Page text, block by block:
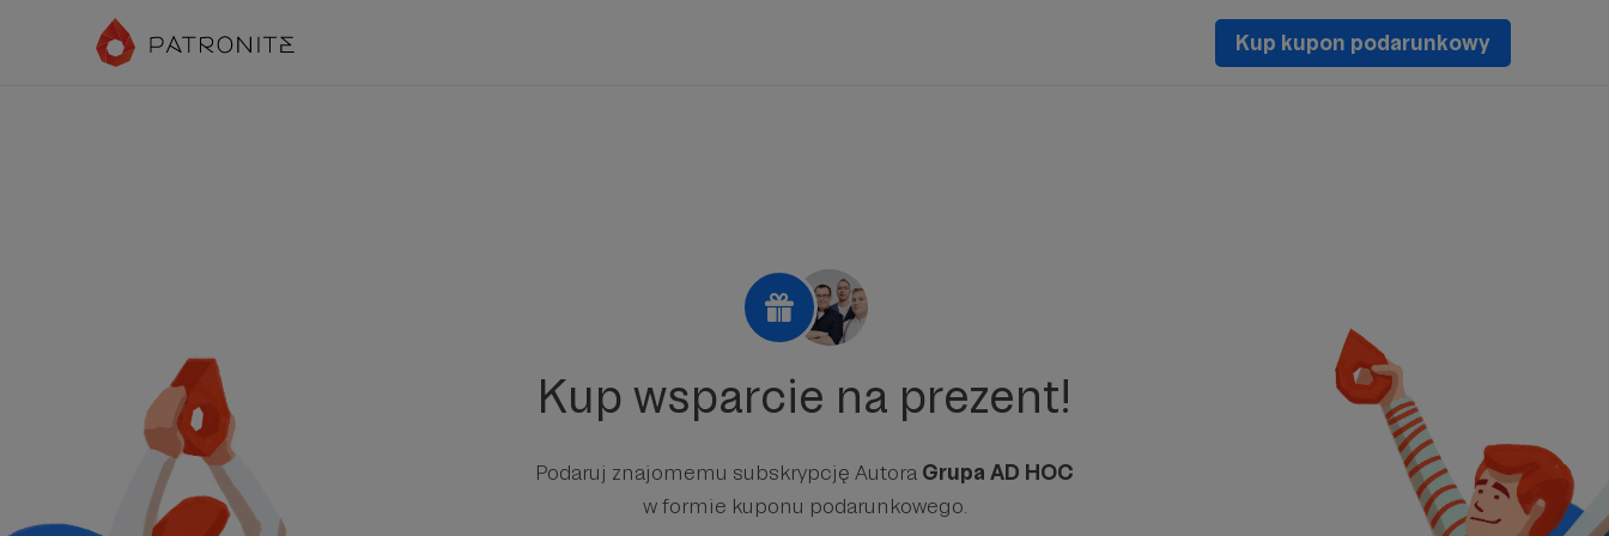
Kup kupon podarunkowy
Kup wsparcie na prezent!
Podaruj znajomemu subskrypcję Autora Grupa AD HOC
w formie kuponu podarunkowego.